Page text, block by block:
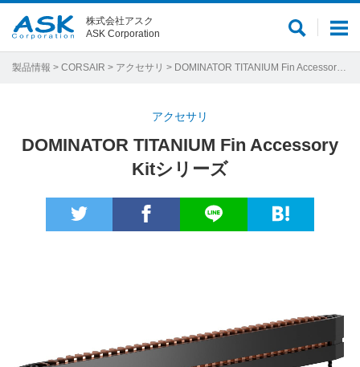
メ
ュ
サ
ト
株式会社アスク
ASK Corporation
製品情報 > CORSAIR > アクセサリ > DOMINATOR TITANIUM Fin Accessory Kitシリーズ
アクセサリ
DOMINATOR TITANIUM Fin Accessory
Kitシリーズ